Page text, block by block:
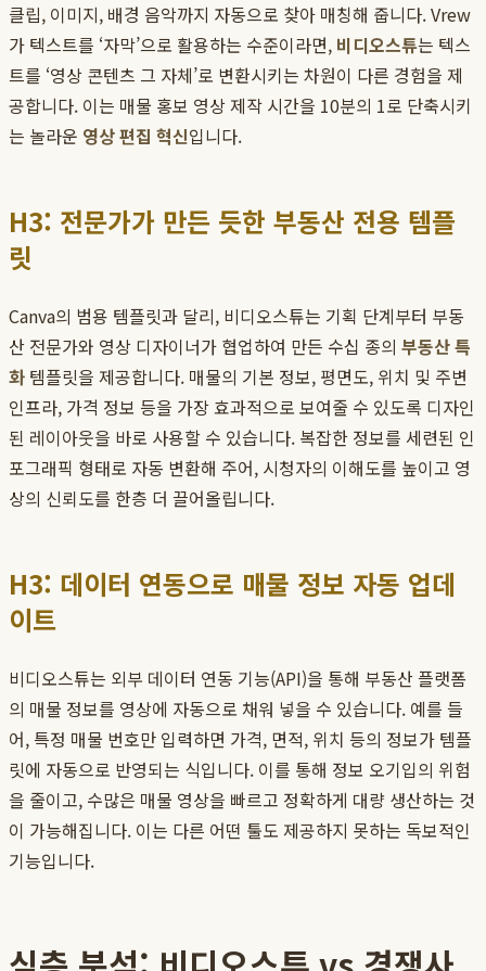
클립, 이미지, 배경 음악까지 자동으로 찾아 매칭해 줍니다. Vrew
가 텍스트를 ‘자막’으로 활용하는 수준이라면, 비디오스튜는 텍스
트를 ‘영상 콘텐츠 그 자체’로 변환시키는 차원이 다른 경험을 제
공합니다. 이는 매물 홍보 영상 제작 시간을 10분의 1로 단축시키
는 놀라운 영상 편집 혁신입니다.
H3: 전문가가 만든 듯한 부동산 전용 템플
릿
Canva의 범용 템플릿과 달리, 비디오스튜는 기획 단계부터 부동
산 전문가와 영상 디자이너가 협업하여 만든 수십 종의 부동산 특
화 템플릿을 제공합니다. 매물의 기본 정보, 평면도, 위치 및 주변
인프라, 가격 정보 등을 가장 효과적으로 보여줄 수 있도록 디자인
된 레이아웃을 바로 사용할 수 있습니다. 복잡한 정보를 세련된 인
포그래픽 형태로 자동 변환해 주어, 시청자의 이해도를 높이고 영
상의 신뢰도를 한층 더 끌어올립니다.
H3: 데이터 연동으로 매물 정보 자동 업데
이트
비디오스튜는 외부 데이터 연동 기능(API)을 통해 부동산 플랫폼
의 매물 정보를 영상에 자동으로 채워 넣을 수 있습니다. 예를 들
어, 특정 매물 번호만 입력하면 가격, 면적, 위치 등의 정보가 템플
릿에 자동으로 반영되는 식입니다. 이를 통해 정보 오기입의 위험
을 줄이고, 수많은 매물 영상을 빠르고 정확하게 대량 생산하는 것
이 가능해집니다. 이는 다른 어떤 툴도 제공하지 못하는 독보적인
기능입니다.